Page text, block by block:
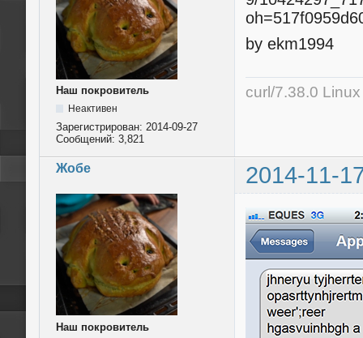
Наш покровитель
Неактивен
Зарегистрирован: 2014-09-27
Сообщений: 3,821
by ekm1994
curl/7.38.0
Жобе 2014-11-
Наш покровитель